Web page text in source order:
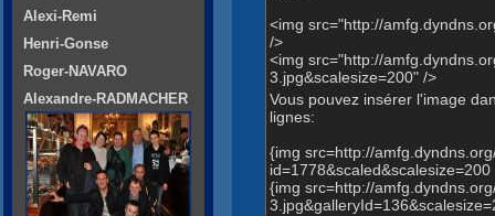
<img src="http://
/>
<img src="http://
3.jpg&scalesize=200" />
Vous pouvez insérer l'image
lignes:
{img src=http://
id=1778&scaled&scalesize=200
{img src=http://
Alexi-Remi
Henri-Gonse
Roger-NAVARO
Alexandre-RADMACHER